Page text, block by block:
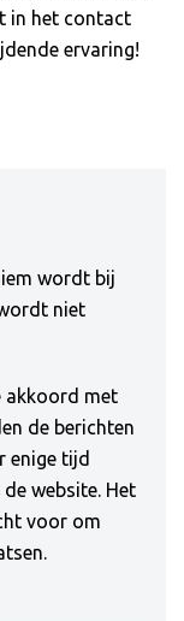
in het contact
ervaring!
wordt bij
niet
akkoord met
de berichten
enige tijd
website. Het
voor om